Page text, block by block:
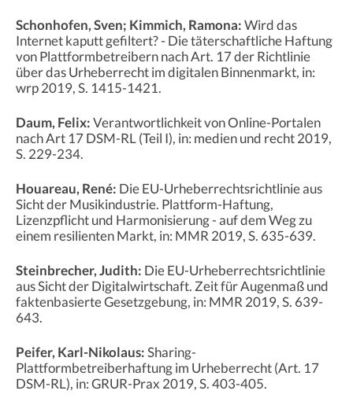
Schonhofen, Sven; Kimmich, Ramona:Wird das
Internet kaputt gefiltert? - Die täterschaftliche Haftung
von Plattformbetreibern nach Art. 17 der Richtlinie
über das Urheberrecht im digitalen Binnenmarkt, in:
wrp 2019, S. 1415-1421.
Daum, Felix:Verantwortlichkeit von Online-Portalen
nach Art 17 DSM-RL (Teil I), in: medien und recht 2019,
S. 229-234.
Houareau, René: Die EU-Urheberrechtsrichtlinie aus
Sicht der Musikindustrie. Plattform-Haftung,
Lizenzpflicht und Harmonisierung - auf dem Weg zu
einem resilienten Markt, in: MMR 2019, S. 635-639.
Steinbrecher, Judith: Die EU-Urheberrechtsrichtlinie
aus Sicht der Digitalwirtschaft. Zeit für Augenmaß und
faktenbasierte Gesetzgebung, in: MMR 2019, S. 639-
643.
Peifer, Karl-Nikolaus:Sharing-
Plattformbetreiberhaftung im Urheberrecht (Art. 17
DSM-RL), in: GRUR-Prax 2019, S. 403-405.